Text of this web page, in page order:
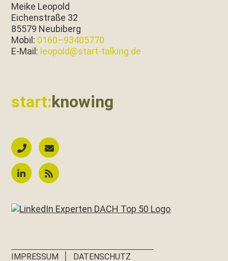
Meike Leopold
Eichen­straße 32
85579 Neubiberg
Mobil: 0160–93405770
E‑Mail: leopold@start-talking.de
start:knowing
IMPRESSUM DATENSCHUTZ